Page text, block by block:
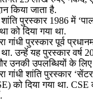
किया जाता है.
शांति पुरस्कार 1986 में
को दिया गया था.
गांधी पुरस्कार पूर्व
था. उन्हें यह पुरस्कार
उनकी उपलब्धियों के लिए
गांधी शांति पुरस्कार
को दिया गया था.